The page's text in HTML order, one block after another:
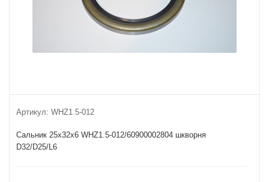
Артикул: WHZ1.5-012
Сальник 25х32х6 WHZ1.5-012/60900002804 шкворня
D32/D25/L6